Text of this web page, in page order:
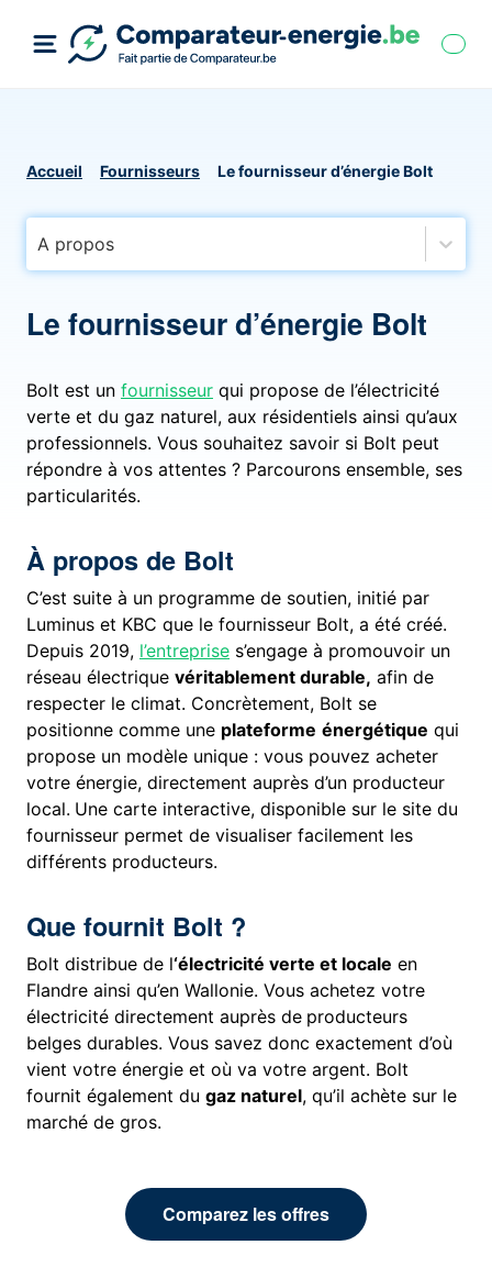
Accueil Fournisseurs Le fournisseur d’énergie Bolt
A propos
Le fournisseur d’énergie Bolt
Bolt est un fournisseur qui propose de l’électricité
verte et du gaz naturel, aux résidentiels ainsi qu’aux
professionnels. Vous souhaitez savoir si Bolt peut
répondre à vos attentes ? Parcourons ensemble, ses
particularités.
À propos de Bolt
C’est suite à un programme de soutien, initié par
Luminus et KBC que le fournisseur Bolt, a été créé.
Depuis 2019, l’entreprise s’engage à promouvoir un
réseau électrique véritablement durable, afin de
respecter le climat. Concrètement, Bolt se
positionne comme une plateforme énergétique qui
propose un modèle unique : vous pouvez acheter
votre énergie, directement auprès d’un producteur
local. Une carte interactive, disponible sur le site du
fournisseur permet de visualiser facilement les
différents producteurs.
Que fournit Bolt ?
Bolt distribue de l‘électricité verte et locale en
Flandre ainsi qu’en Wallonie. Vous achetez votre
électricité directement auprès de producteurs
belges durables. Vous savez donc exactement d’où
vient votre énergie et où va votre argent. Bolt
fournit également du gaz naturel, qu’il achète sur le
marché de gros.
Comparez les offres